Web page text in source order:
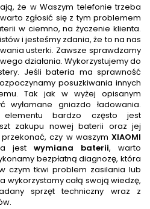
że w Waszym telefonie trzeba
zgłosić się z tym problemem
w ciemno, na życzenie klienta.
i jesteśmy zdania, że to na nas
usterki. Zawsze sprawdzamy
działania. Wykorzystujemy do
Jeśli bateria ma sprawność
posuzkiwania innych
Tak jak w wyżej opisanym
wyłamane gniazdo ładowania.
elementu bardzo często jest
zakupu nowej baterii oraz jej
czy w waszym XIAOMI
jest wymiana baterii, warto
bezpłatną diagnozę, która
czym tkwi problem zasilania lub
wykorzystamy całą swoją wiedzę,
sprzęt techniczny wraz z